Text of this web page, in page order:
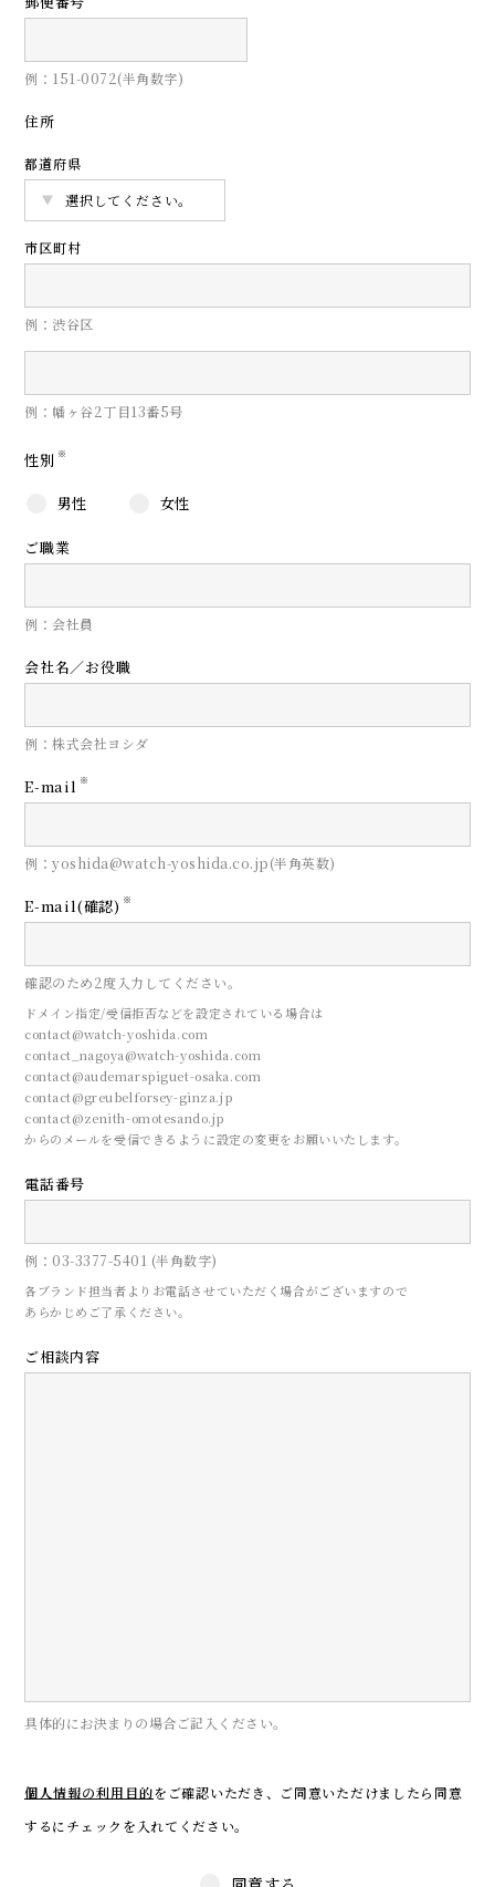
来店予約
例：151-0072(半角数字)
住所
都道府県
市区町村
例：渋谷区
例：幡ヶ谷2丁目13番5号
性別 ※
男性 女性
ご職業
例：会社員
会社名／お役職
例：株式会社ヨシダ
E-mail ※
例：yoshida@watch-yoshida.co.jp(半角英数)
E-mail(確認) ※
確認のため2度入力してください。
ドメイン指定/受信拒否などを設定されている場合は
contact@watch-yoshida.com
contact_nagoya@watch-yoshida.com
contact@audemarspiguet-osaka.com
contact@greubelforsey-ginza.jp
contact@zenith-omotesando.jp
からのメールを受信できるように設定の変更をお願いいたします。
電話番号
例：03-3377-5401 (半角数字)
各ブランド担当者よりお電話させていただく場合がございますので
あらかじめご了承ください。
ご相談内容
具体的にお決まりの場合ご記入ください。
個人情報の利用目的をご確認いただき、 ご同意いただけましたら同意
するにチェックを入れてください。